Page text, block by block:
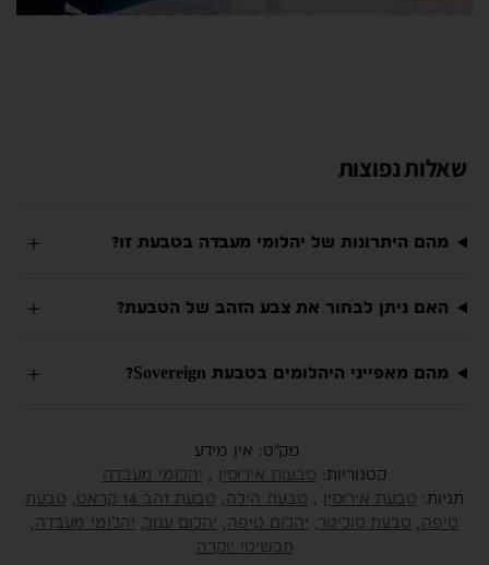
שאלות נפוצות
מהם היתרונות של יהלומי מעבדה בטבעת זו?
האם ניתן לבחור את צבע הזהב של הטבעת?
מהם מאפייני היהלומים בטבעת Sovereign?
מק"ט: אין מידע
קטגוריות: טבעות אירוסין , יהלומי מעבדה
תגיות: טבעת אירוסין , טבעת הילה, טבעת זהב 14 קראט , טבעת
טיפה, טבעת סוליטר, יהלום טיפה, יהלום עגול, יהלומי מעבדה,
תכשיטי יוקרה